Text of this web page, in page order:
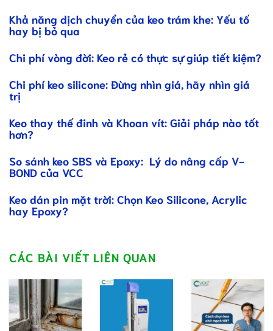
Khả năng dịch chuyển của keo trám khe: Yếu tố
hay bị bỏ qua
Chi phí vòng đời: Keo rẻ có thực sự giúp tiết kiệm?
Chi phí keo silicone: Đừng nhìn giá, hãy nhìn giá
trị
Keo thay thế đinh và Khoan vít: Giải pháp nào tốt
hơn?
So sánh keo SBS và Epoxy: Lý do nâng cấp V-
BOND của VCC
Keo dán pin mặt trời: Chọn Keo Silicone, Acrylic
hay Epoxy?
CÁC BÀI VIẾT LIÊN QUAN